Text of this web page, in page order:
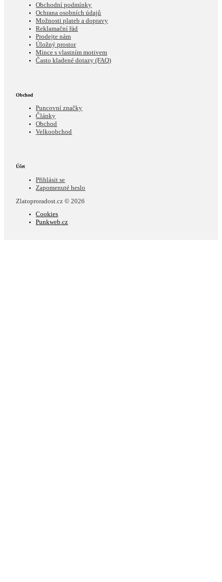
Obchodní podmínky
Ochrana osobních údajů
Možnosti plateb a dopravy
Reklamační řád
Prodejte nám
Úložný prostor
Mince s vlastním motivem
Často kladené dotazy (FAQ)
Obchod
Puncovní značky
Články
Obchod
Velkoobchod
Účet
Přihlásit se
Zapomenuté heslo
Zlatoproradost.cz © 2026
Cookies
Punkweb.cz